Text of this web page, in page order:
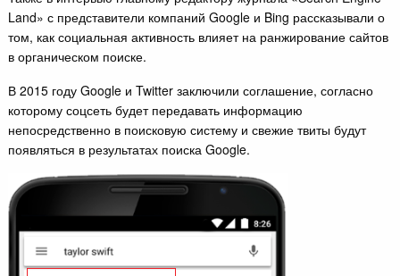
Land» с представители компаний Google и Bing рассказывали о
том, как социальная активность влияет на ранжирование сайтов
в органическом поиске.
В 2015 году Google и Twitter заключили соглашение, согласно
которому соцсеть будет передавать информацию
непосредственно в поисковую систему и свежие твиты будут
появляться в результатах поиска Google.